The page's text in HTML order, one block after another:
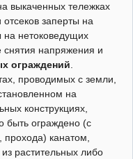
выкаченных тележках
заперты на
на нетоковедущих
напряжения и
ограждений.
проводимых с земли,
на
конструкциях,
быть ограждено (с
прохода) канатом,
растительных либо